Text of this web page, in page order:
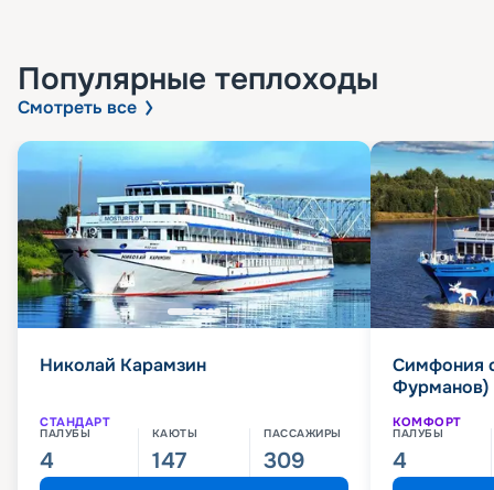
Популярные теплоходы
Смотреть все
Николай Карамзин
СТАНДАРТ
ПАЛУБЫ
4
КАЮТЫ
147
ПАССАЖИРЫ
309
Симфония
Фурманов)
КОМФОРТ
ПАЛУБЫ
4